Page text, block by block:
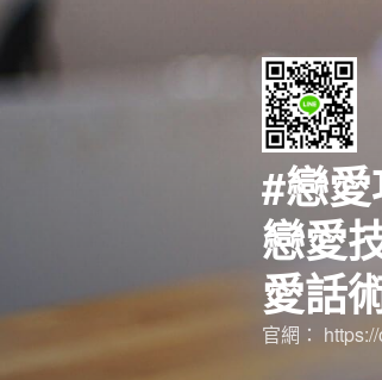
跳
至
主
要
#戀
戀愛
愛話
官網：